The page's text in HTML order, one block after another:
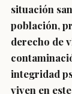
situación
población,
derecho de
integridad
viven en